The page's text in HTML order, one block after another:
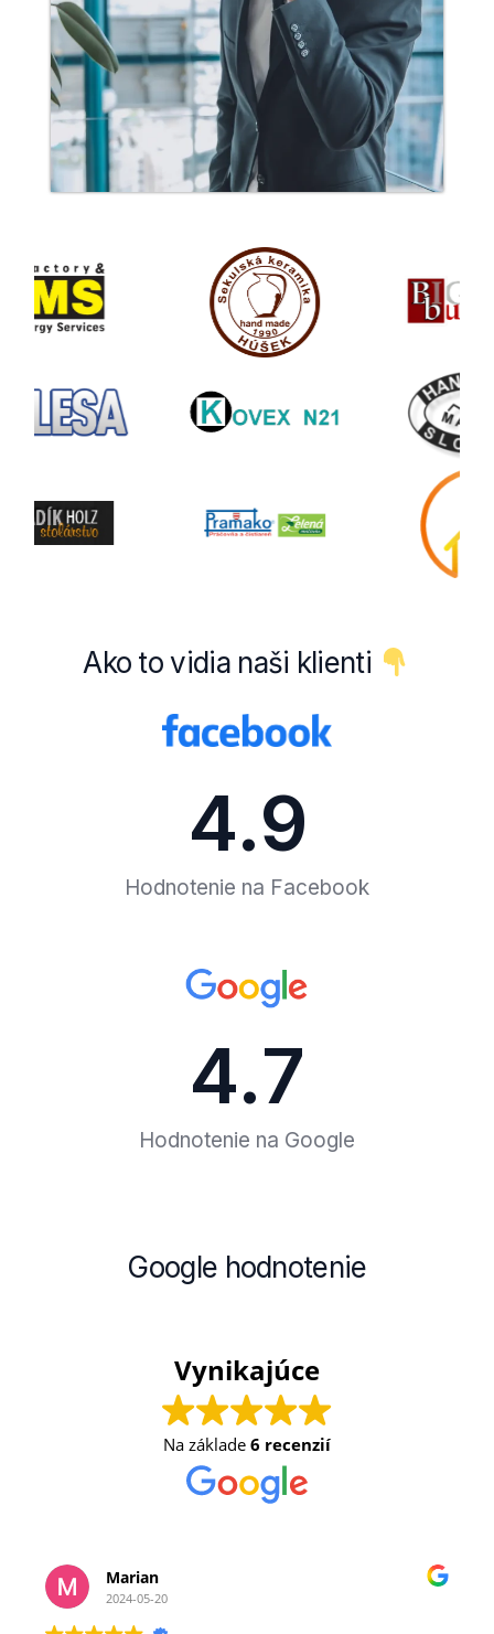
Ako to vidia naši klienti
Hodnotenie na Facebook
4.9
Hodnotenie na Google
4.7
Google hodnotenie
Vynikajúce
Na základe 6 recenzií
Marian
2024-05-20